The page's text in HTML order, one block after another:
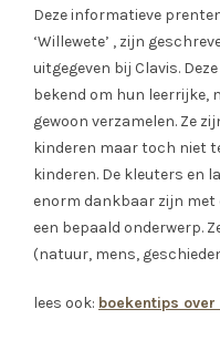
Deze informatieve
‘Willewete’ , zijn
uitgegeven bij Clavis.
bekend om hun leerrijke,
gewoon verzamelen. Ze
kinderen maar toch niet
kinderen. De kleuters en
enorm dankbaar zijn met
een bepaald onderwerp.
(natuur, mens,
lees ook: boekentips